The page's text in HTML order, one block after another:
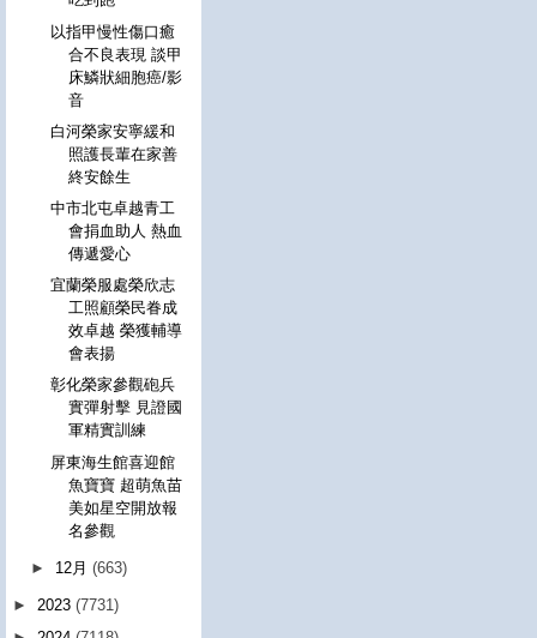
以指甲慢性傷口癒
合不良表現 談甲
床鱗狀細胞癌/影
音
白河榮家安寧緩和
照護長輩在家善
終安餘生
中市北屯卓越青工
會捐血助人 熱血
傳遞愛心
宜蘭榮服處榮欣志
工照顧榮民眷成
效卓越 榮獲輔導
會表揚
彰化榮家參觀砲兵
實彈射擊 見證國
軍精實訓練
屏東海生館喜迎館
魚寶寶 超萌魚苗
美如星空開放報
名參觀
► 12月(663)
► 2023 (7731)